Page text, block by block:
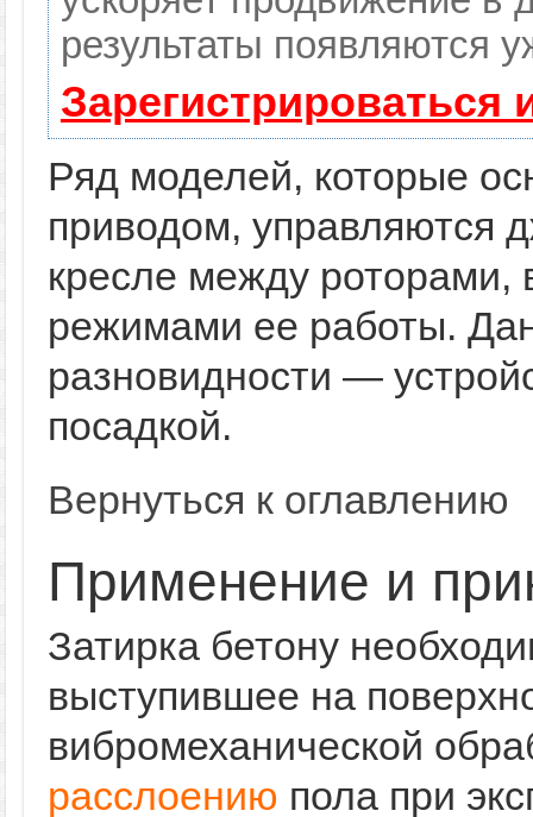
результаты появляются
Ряд моделей, которые
приводом, управляются
кресле между роторами,
режимами ее работы.
разновидности —
посадкой.
Вернуться к оглавлению
Применение и
Затирка бетону
выступившее на
вибромеханической
расслоению пола при